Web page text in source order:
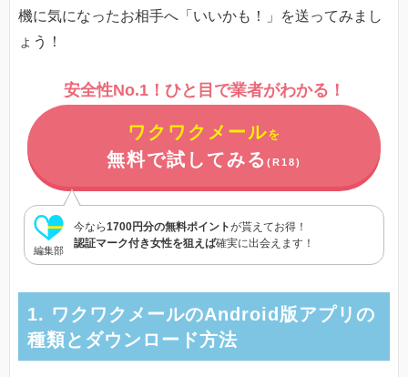
機に気になったお相手へ「いいかも！」を送ってみまし
ょう！
安全性No.1！ひと目で業者がわかる！
ワクワクメールを
無料で試してみる (R18)
編集部
今なら1700円分の無料ポイントが貰えてお得！
認証マーク付き女性を狙えば確実に出会えます！
1. ワクワクメールのAndroid版アプリの
種類とダウンロード方法